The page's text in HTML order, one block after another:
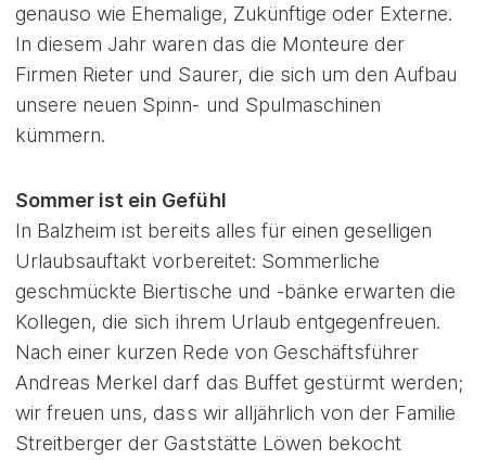
genauso wie Ehemalige, Zukünftige oder Externe.
In diesem Jahr waren das die Monteure der
Firmen Rieter und Saurer, die sich um den Aufbau
unsere neuen Spinn- und Spulmaschinen
kümmern.
Sommer ist ein Gefühl
In Balzheim ist bereits alles für einen geselligen
Urlaubsauftakt vorbereitet: Sommerliche
geschmückte Biertische und -bänke erwarten die
Kollegen, die sich ihrem Urlaub entgegenfreuen.
Nach einer kurzen Rede von Geschäftsführer
Andreas Merkel darf das Buffet gestürmt werden;
wir freuen uns, dass wir alljährlich von der Familie
Streitberger der Gaststätte Löwen bekocht